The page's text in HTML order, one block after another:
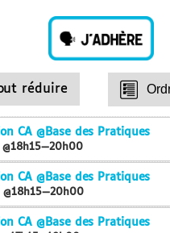
réduire
CA@Base des Pratiques
CA@Base des Pratiques
CA@Base des Pratiques